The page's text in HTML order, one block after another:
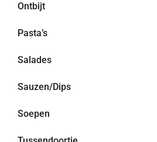
Ontbijt
Pasta’s
Salades
Sauzen/Dips
Soepen